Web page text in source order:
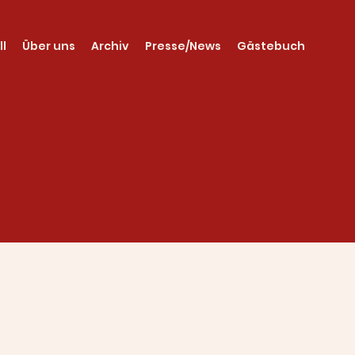
Über uns Archiv Presse/News Gästebuch